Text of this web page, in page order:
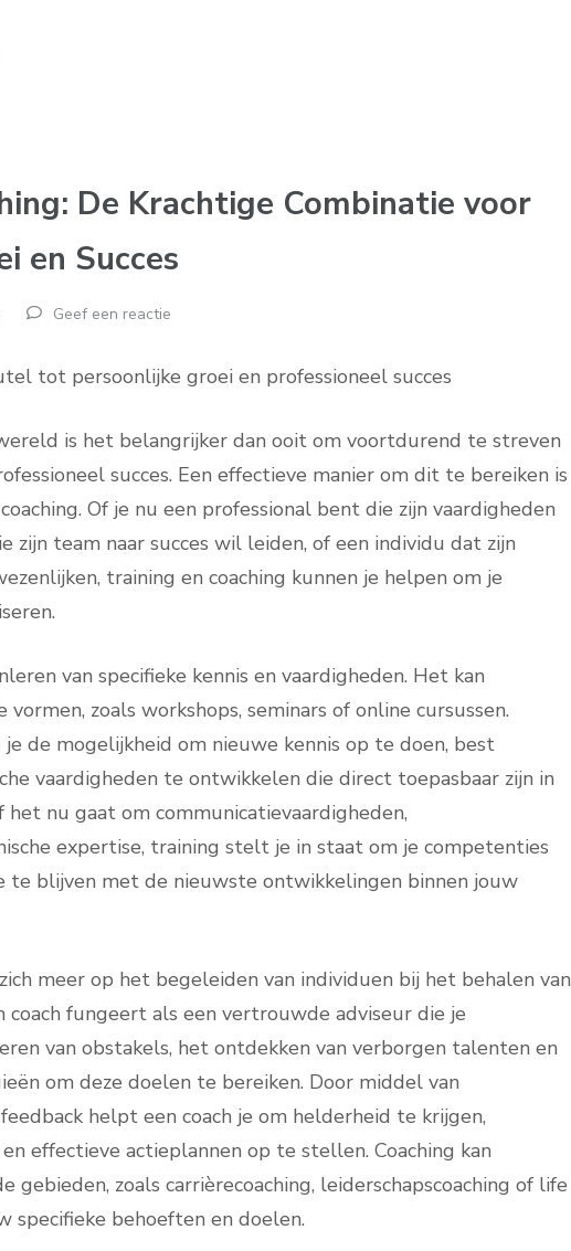
De Krachtige Combinatie voor
en Succes
Geef een reactie
tot persoonlijke groei en professioneel succes
is het belangrijker dan ooit om voortdurend te streven
succes. Een effectieve manier om dit te bereiken is
Of je nu een professional bent die zijn vaardigheden
zijn team naar succes wil leiden, of een individu dat zijn
training en coaching kunnen je helpen om je
van specifieke kennis en vaardigheden. Het kan
zoals workshops, seminars of online cursussen.
je de mogelijkheid om nieuwe kennis op te doen, best
vaardigheden te ontwikkelen die direct toepasbaar zijn in
nu gaat om communicatievaardigheden,
expertise, training stelt je in staat om je competenties
blijven met de nieuwste ontwikkelingen binnen jouw
meer op het begeleiden van individuen bij het behalen van
coach fungeert als een vertrouwde adviseur die je
van obstakels, het ontdekken van verborgen talenten en
om deze doelen te bereiken. Door middel van
helpt een coach je om helderheid te krijgen,
effectieve actieplannen op te stellen. Coaching kan
gebieden, zoals carrièrecoaching, leiderschapscoaching of life
specifieke behoeften en doelen.